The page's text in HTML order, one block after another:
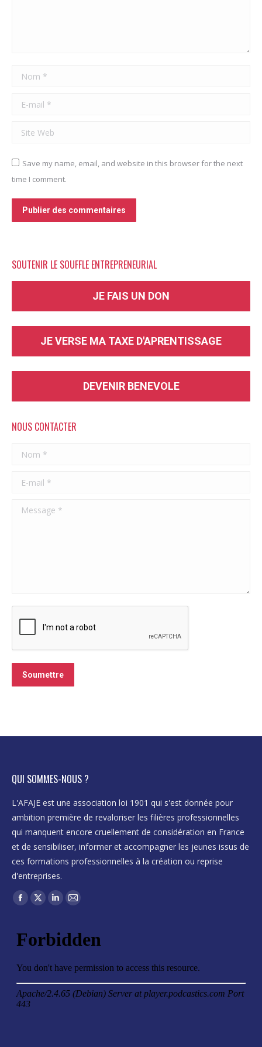
Nom *
E-mail *
Site Web
Save my name, email, and website in this browser for the next
time I comment.
Publier des commentaires
SOUTENIR LE SOUFFLE ENTREPRENEURIAL
JE FAIS UN DON
JE VERSE MA TAXE D'APRENTISSAGE
DEVENIR BENEVOLE
NOUS CONTACTER
Nom *
E-mail *
Message *
Soumettre
QUI SOMMES-NOUS ?
L'AFAJE est une association loi 1901 qui s'est donnée pour
ambition première de revaloriser les filières professionnelles
qui manquent encore cruellement de considération en France
et de sensibiliser, informer et accompagner les jeunes issus de
ces formations professionnelles à la création ou reprise
d'entreprises.
Trouvez nous sur :
Facebook
opens
new
window
X
opens
new
window
LinkedIn
opens
new
window
Mail
opens
new
window